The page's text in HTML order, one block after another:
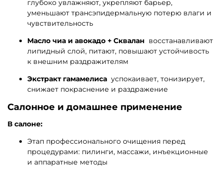
глубоко увлажняют, укрепляют барьер,
уменьшают трансэпидермальную потерю влаги и
чувствительность
Масло чиа и авокадо + Сквалан восстанавливают
липидный слой, питают, повышают устойчивость
к внешним раздражителям
Экстракт гамамелиса успокаивает, тонизирует,
снижает покраснение и раздражение
Салонное и домашнее применение
В салоне:
Этап профессионального очищения перед
процедурами: пилинги, массажи, инъекционные
и аппаратные методы